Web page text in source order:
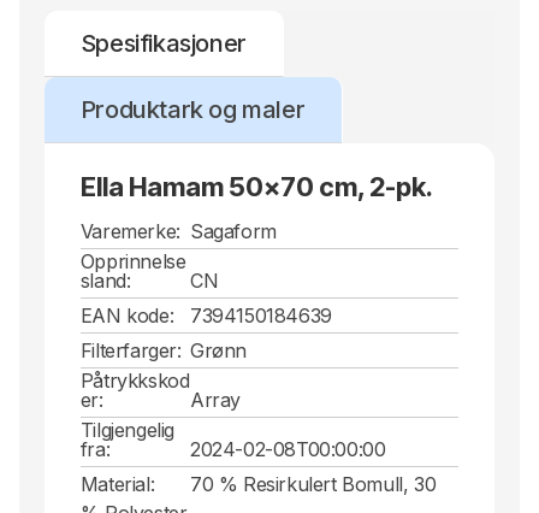
Spesifikasjoner
Produktark og maler
Ella Hamam 50x70 cm, 2-pk.
Varemerke: Sagaform
Opprinnelse
sland:
CN
EAN kode:
7394150184639
Filterfarger: Grønn
Påtrykkskod
er:
Array
Tilgjengelig
fra:
2024-02-08T00:00:00
Material:
70 % Resirkulert Bomull, 30